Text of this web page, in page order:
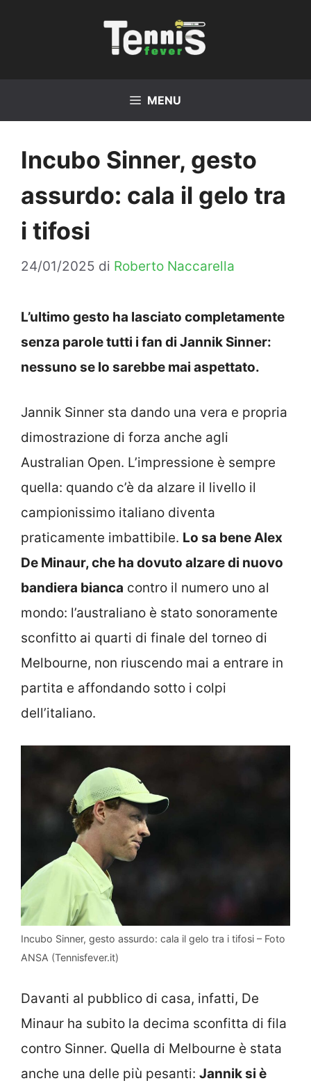
MENU
Incubo Sinner, gesto
assurdo: cala il gelo tra
i tifosi
24/01/2025 di Roberto Naccarella
L’ultimo gesto ha lasciato completamente
senza parole tutti i fan di Jannik Sinner:
nessuno se lo sarebbe mai aspettato.
Jannik Sinner sta dando una vera e propria
dimostrazione di forza anche agli
Australian Open. L’impressione è sempre
quella: quando c’è da alzare il livello il
campionissimo italiano diventa
praticamente imbattibile. Lo sa bene Alex
De Minaur, che ha dovuto alzare di nuovo
bandiera bianca contro il numero uno al
mondo: l’australiano è stato sonoramente
sconfitto ai quarti di finale del torneo di
Melbourne, non riuscendo mai a entrare in
partita e affondando sotto i colpi
dell’italiano.
Incubo Sinner, gesto assurdo: cala il gelo tra i tifosi – Foto
ANSA (Tennisfever.it)
Davanti al pubblico di casa, infatti, De
Minaur ha subito la decima sconfitta di fila
contro Sinner. Quella di Melbourne è stata
anche una delle più pesanti: Jannik si è